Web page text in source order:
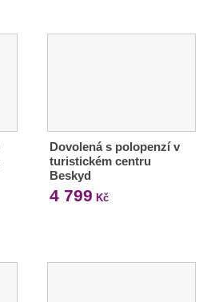
Dovolená s polopenzí v
turistickém centru
Beskyd
4 799 Kč